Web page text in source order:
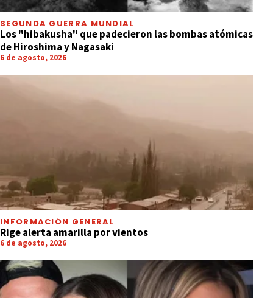
SEGUNDA GUERRA MUNDIAL
Los "hibakusha" que padecieron las bombas atómicas
de Hiroshima y Nagasaki
6 de agosto, 2026
INFORMACIÓN GENERAL
Rige alerta amarilla por vientos
6 de agosto, 2026